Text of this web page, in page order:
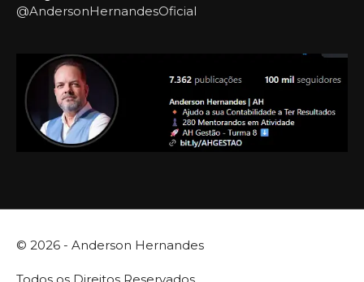
@AndersonHernandesOficial
© 2026 - Anderson Hernandes